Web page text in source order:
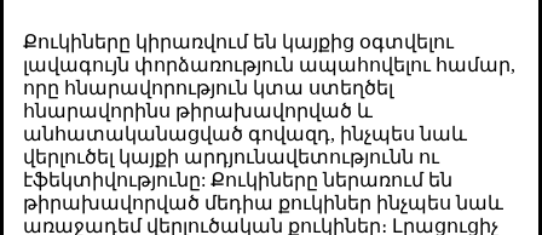
Թարմացված 02.02.2026
состоянии.
Когда автомобиль подключен к Интернету, он может получать
обновления по беспроводной сети (over-the-air[1] ), чтобы
поддерживать программное обеспечение автомобиля в
актуальном состоянии. Автомобиль сообщит вам, когда
появится обновление, доступное для загрузки и установки,
путем отображения уведомления.